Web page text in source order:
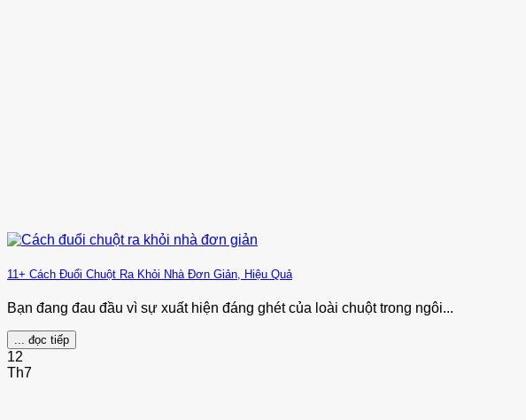
11+ Cách Đuổi Chuột Ra Khỏi Nhà Đơn Giản, Hiệu Quả
Bạn đang đau đầu vì sự xuất hiện đáng ghét của loài chuột trong ngôi...
... đọc tiếp
12
Th7